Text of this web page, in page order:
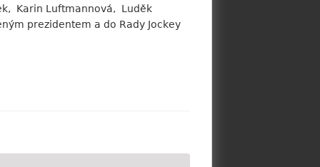
Karin Luftmannová, Luděk
prezidentem a do Rady Jockey